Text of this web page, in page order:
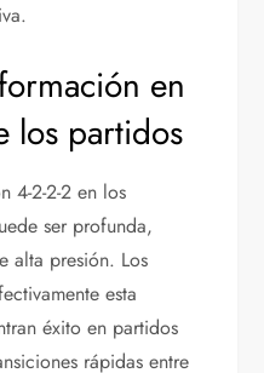
en
los partidos
4-2-2-2 en los
ser profunda,
alta presión. Los
esta
éxito en partidos
rápidas entre